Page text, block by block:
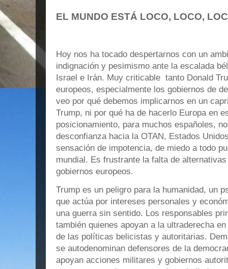
EL MUNDO ESTÁ LOCO, LOCO,
Hoy nos ha tocado despertarnos con un
indignación y pesimismo ante la escalada
Israel e Irán. Muy criticable tanto Donald
europeos, especialmente los gobiernos de
veo por qué debemos implicarnos en un
Trump, ni por qué ha de hacerlo Europa en
posicionamiento, para muchos españoles,
desconfianza hacia la OTAN, Estados
sensación de impotencia, de miedo a todo
mundial. Es frustrante la falta de
gobiernos europeos.
Trump es un peligro para la humanidad, un
que actúa por intereses personales y
una guerra sin sentido. Los responsables
también quienes apoyan a la ultraderecha
de las políticas belicistas y autoritarias.
se autodenominan defensores de la
apoyan acciones militares y gobiernos